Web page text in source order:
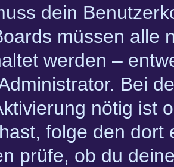
dein
müssen alle
werden –
Bei
nötig ist
folge den dort
prüfe, ob du